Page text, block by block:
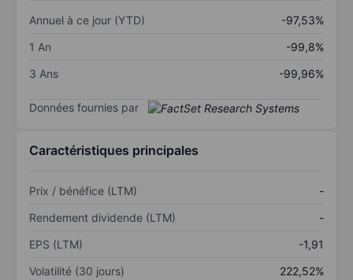
Annuel à ce jour (YTD)
-97,53%
1 An
-99,8%
3 Ans
-99,96%
Données fournies par
Caractéristiques principales
Prix / bénéfice (LTM)
-
Rendement dividende (LTM)
-
EPS (LTM)
-1,91
Volatilité (30 jours)
222,52%